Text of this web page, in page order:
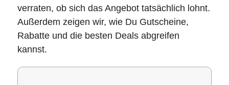
verraten, ob sich das Angebot tatsächlich lohnt.
Außerdem zeigen wir, wie Du Gutscheine,
Rabatte und die besten Deals abgreifen
kannst.